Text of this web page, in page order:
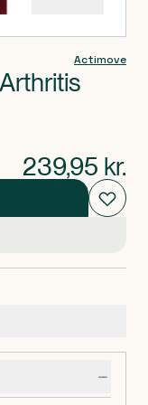
Actimove
239,95 kr.